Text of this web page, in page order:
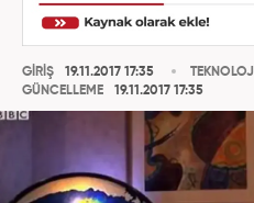
GİRİŞ
19.11.2017 17:35
GÜNCELLEME
19.11.2017 17:35
TEKNOLOJİ